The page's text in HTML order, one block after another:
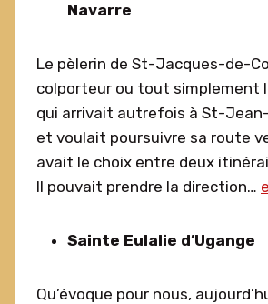
Navarre
Le pèlerin de St-Jacques-de-
colporteur ou tout simplement
qui arrivait autrefois à St-
et voulait poursuivre sa route
avait le choix entre deux
Il pouvait prendre la direction…
Sainte Eulalie d’Ugange
Qu’évoque pour nous,